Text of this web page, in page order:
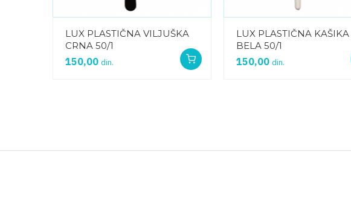
LUX PLASTIČNA VILJUŠKA
CRNA 50/1
150,00 din.
LUX PLASTIČNA KAŠIKA
BELA 50/1
150,00 din.